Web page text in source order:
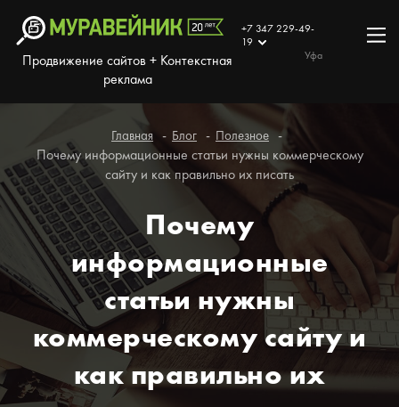
Продвижение сайтов + Контекстная
реклама
+7 347 229-49-
19
Уфа
Главная Блог Полезное
Почему информационные статьи нужны коммерческому
сайту и как правильно их писать
Почему
информационные
статьи нужны
коммерческому сайту и
как правильно их